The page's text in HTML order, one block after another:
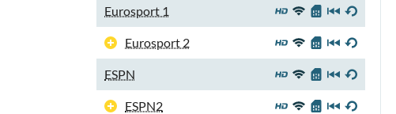
Eurosport 1
Eurosport 2
ESPN
ESPN2